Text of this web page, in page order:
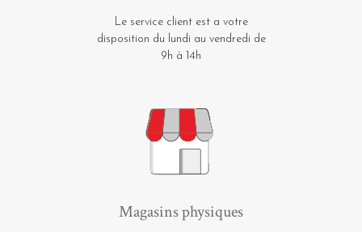
Le service client est a votre
disposition du lundi au vendredi de
9h à 14h
Magasins physiques